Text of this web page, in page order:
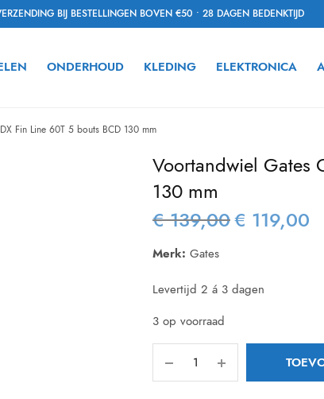
BIJ BESTELLINGEN BOVEN €50 • 28 DAGEN BEDENKTIJD
ONDERHOUD KLEDING ELEKTRONICA
Fin Line 60T 5 bouts BCD 130 mm
Voortandwiel Gates
130 mm
€139,00 Oorspronkelijke
€ 119,00
Merk: Gates
Levertijd 2 á 3 dagen
3 op voorraad